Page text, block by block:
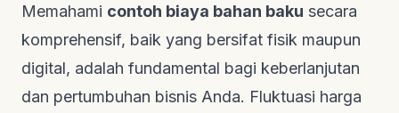
Memahami contoh biaya bahan baku secara
komprehensif, baik yang bersifat fisik maupun
digital, adalah fundamental bagi keberlanjutan
dan pertumbuhan bisnis Anda. Fluktuasi harga